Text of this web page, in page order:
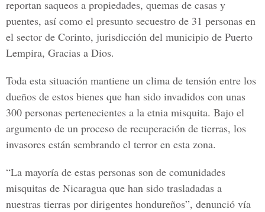
reportan saqueos a propiedades, quemas de casas y
puentes, así como el presunto secuestro de 31 personas en
el sector de Corinto, jurisdicción del municipio de Puerto
Lempira, Gracias a Dios.
Toda esta situación mantiene un clima de tensión entre los
dueños de estos bienes que han sido invadidos con unas
300 personas pertenecientes a la etnia misquita. Bajo el
argumento de un proceso de recuperación de tierras, los
invasores están sembrando el terror en esta zona.
“La mayoría de estas personas son de comunidades
misquitas de Nicaragua que han sido trasladadas a
nuestras tierras por dirigentes hondureños”, denunció vía